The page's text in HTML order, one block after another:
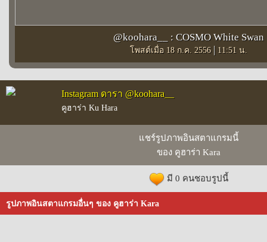
@koohara__ : COSMO White Swan
โพสต์เมื่อ 18 ก.ค. 2556 | 11:51 น.
Instagram ดารา @koohara__
คูฮาร่า Ku Hara
แชร์รูปภาพอินสตาแกรมนี้
ของ คูฮาร่า Kara
มี 0 คนชอบรูปนี้
รูปภาพอินสตาแกรมอื่นๆ ของ คูฮาร่า Kara